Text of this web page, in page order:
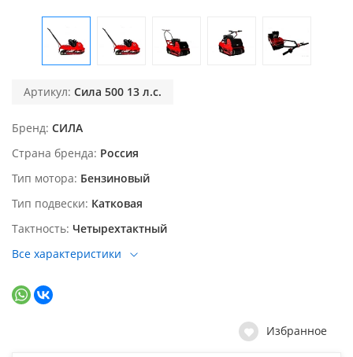
Артикул: Сила 500 13 л.с.
Бренд СИЛА
Страна бренда Россия
Тип мотора Бензиновый
Тип подвески Катковая
Тактность Четырехтактный
Все характеристики
Избранное